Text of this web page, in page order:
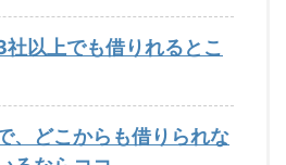
以上でも借りれるとこ
、どこからも借りられな